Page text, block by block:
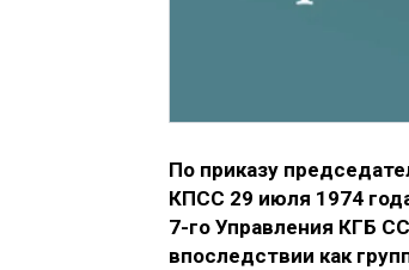
По приказу
КПСС 29 июля 1974
7-го Управления КГБ
впоследствии как